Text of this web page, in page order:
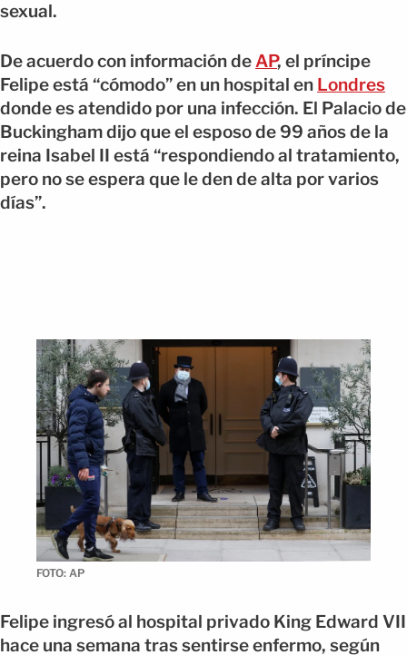
sexual.
De acuerdo con información de AP, el príncipe
Felipe está “cómodo” en un hospital en Londres
donde es atendido por una infección. El Palacio de
Buckingham dijo que el esposo de 99 años de la
reina Isabel II está “respondiendo al tratamiento,
pero no se espera que le den de alta por varios
días”.
FOTO: AP
Felipe ingresó al hospital privado King Edward VII
hace una semana tras sentirse enfermo, según